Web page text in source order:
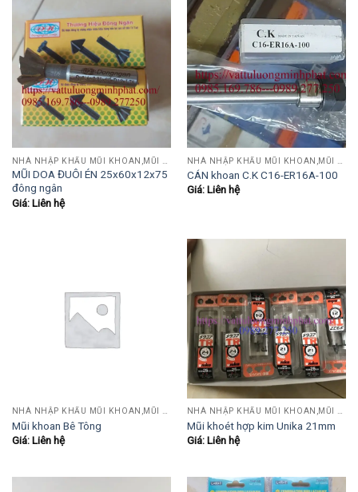
MŨI DOA ĐUÔI ÉN 25x60x12x75
đông ngân
Giá: Liên hệ
CÁN khoan C.K C16-ER16A-100
Giá: Liên hệ
Mũi khoan Bê Tông
Giá: Liên hệ
Mũi khoét hợp kim Unika 21mm
Giá: Liên hệ